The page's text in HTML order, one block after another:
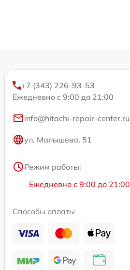
+7 (343) 226-93-53
Ежедневно с 9:00 до 21:00
info@hitachi-repair-center.ru
ул. Малышева, 51
Режим работы:
Ежедневно с 9:00 до 21:00
Способы оплаты